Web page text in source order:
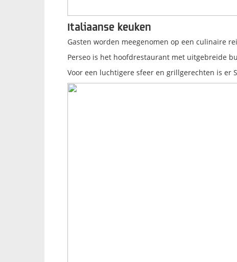
Italiaanse keuken
Gasten worden meegenomen op een culinaire
Perseo is het hoofdrestaurant met uitgebreide
Voor een luchtigere sfeer en grillgerechten is er